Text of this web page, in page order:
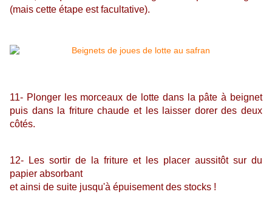
(mais cette étape est facultative).
11- Plonger les morceaux de lotte dans la pâte à beignet
puis dans la friture chaude et les laisser dorer des deux
côtés.
12- Les sortir de la friture et les placer aussitôt sur du
papier absorbant
et ainsi de suite jusqu'à épuisement des stocks !